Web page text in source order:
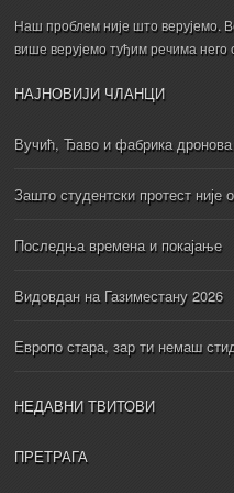
Наш проблем није што верујемо.
више верујемо туђим речима него
НАЈНОВИЈИ ЧЛАНЦИ
Вучић, Ђаво и фабрика дронова
Зашто студентски протест није
Последња времена и покајање
Видовдан на Газиместану 2026
Европо стара, зар ти немаш
НЕДАВНИ ТВИТОВИ
ПРЕТРАГА